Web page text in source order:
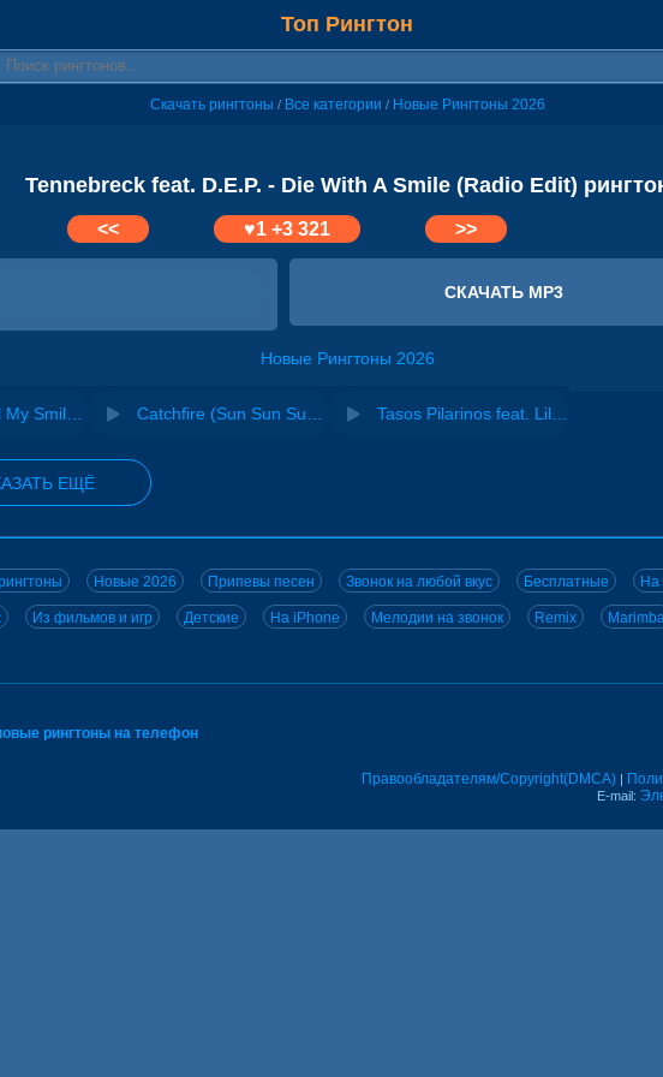
Топ Рингтон
Скачать рингтоны / Все категории / Новые Рингтоны 2026
Tennebreck feat. D.E.P. - Die With A Smile (Radio Edit)
<< ♥1 +3 321 >>
СКАЧАТЬ MP3
Новые Рингтоны 2026
ЕЩЁ
Новые 2026 Припевы песен Звонок на любой вкус Бесплатные На
Из фильмов и игр Детские На iPhone Мелодии на звонок Remix
рингтоны на телефон
Правообладателям/Copyright(DMCA) |
E-mail: